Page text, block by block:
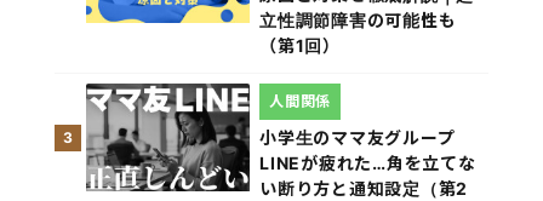
立性調節障害の可能性も
（第1回）
3
小学生のママ友グループ
LINEが疲れた…角を立てな
い断り方と通知設定（第2
人間関係